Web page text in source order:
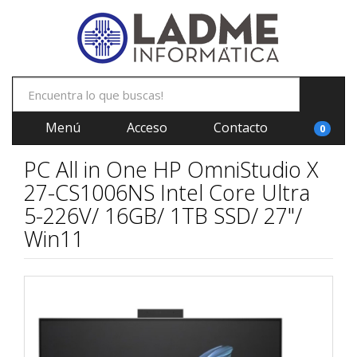
Menú Acceso Contacto 0
PC All in One HP OmniStudio X
27-CS1006NS Intel Core Ultra
5-226V/ 16GB/ 1TB SSD/ 27"/
Win11